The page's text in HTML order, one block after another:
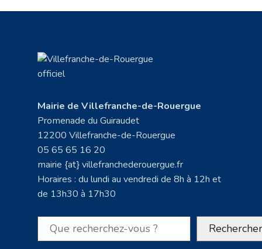
Mairie de Villefranche-de-Rouergue
Promenade du Guiraudet
12200 Villefranche-de-Rouergue
05 65 65 16 20
mairie {at} villefranchederouergue.fr
Horaires : du lundi au vendredi de 8h à 12h et
de 13h30 à 17h30
Rechercher Rechercher